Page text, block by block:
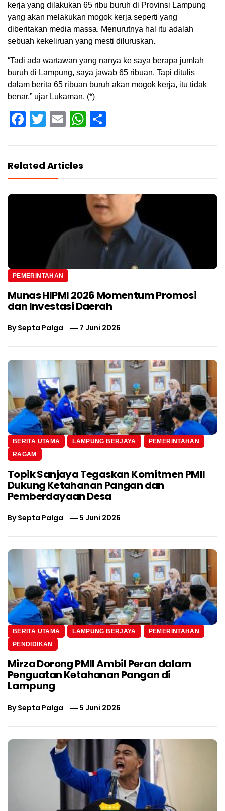
kerja yang dilakukan 65 ribu buruh di Provinsi Lampung
yang akan melakukan mogok kerja seperti yang
diberitakan media massa. Menurutnya hal itu adalah
sebuah kekeliruan yang mesti diluruskan.
“Tadi ada wartawan yang nanya ke saya berapa jumlah
buruh di Lampung, saya jawab 65 ribuan. Tapi ditulis
dalam berita 65 ribuan buruh akan mogok kerja, itu tidak
benar,” ujar Lukaman. (*)
Facebook
Twitter
EmailWhatsApp
Related Articles
PEMERINTAHAN
Munas HIPMI 2026 Momentum Promosi
dan Investasi Daerah
BySepta Palga 7 Juni 2026
BERITA UTAMA LAMPUNG BERJAYA
PEMERINTAHAN
RAGAM
Topik Sanjaya Tegaskan Komitmen PMII
Dukung Ketahanan Pangan dan
Pemberdayaan Desa
BySepta Palga 5 Juni 2026
BERITA UTAMA LAMPUNG BERJAYA
PEMERINTAHAN
PENDIDIKAN
Mirza Dorong PMII Ambil Peran dalam
Penguatan Ketahanan Pangan di
Lampung
BySepta Palga 5 Juni 2026